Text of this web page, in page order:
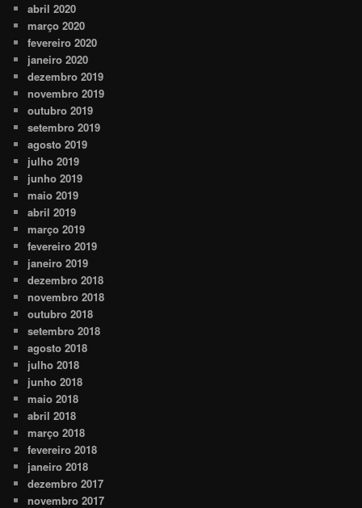
abril 2020
março 2020
fevereiro 2020
janeiro 2020
dezembro 2019
novembro 2019
outubro 2019
setembro 2019
agosto 2019
julho 2019
junho 2019
maio 2019
abril 2019
março 2019
fevereiro 2019
janeiro 2019
dezembro 2018
novembro 2018
outubro 2018
setembro 2018
agosto 2018
julho 2018
junho 2018
maio 2018
abril 2018
março 2018
fevereiro 2018
janeiro 2018
dezembro 2017
novembro 2017